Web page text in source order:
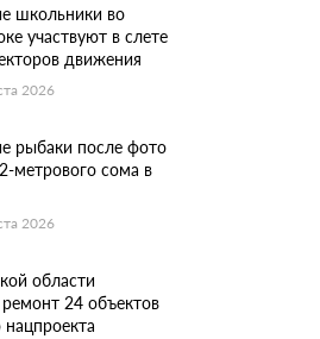
школьники во
участвуют в слете
движения
2026
рыбаки после фото
метрового сома в
2026
области
24 объектов